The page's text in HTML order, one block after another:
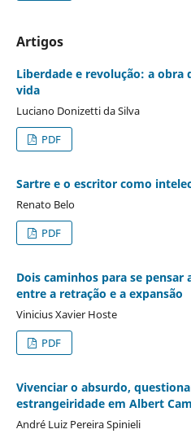
Artigos
Liberdade e revolução: a obra
vida
Luciano Donizetti da Silva
PDF
Sartre e o escritor como
Renato Belo
PDF
Dois caminhos para se pensar
entre a retração e a expansão
Vinicius Xavier Hoste
PDF
Vivenciar o absurdo,
estrangeiridade em Albert
André Luiz Pereira Spinieli